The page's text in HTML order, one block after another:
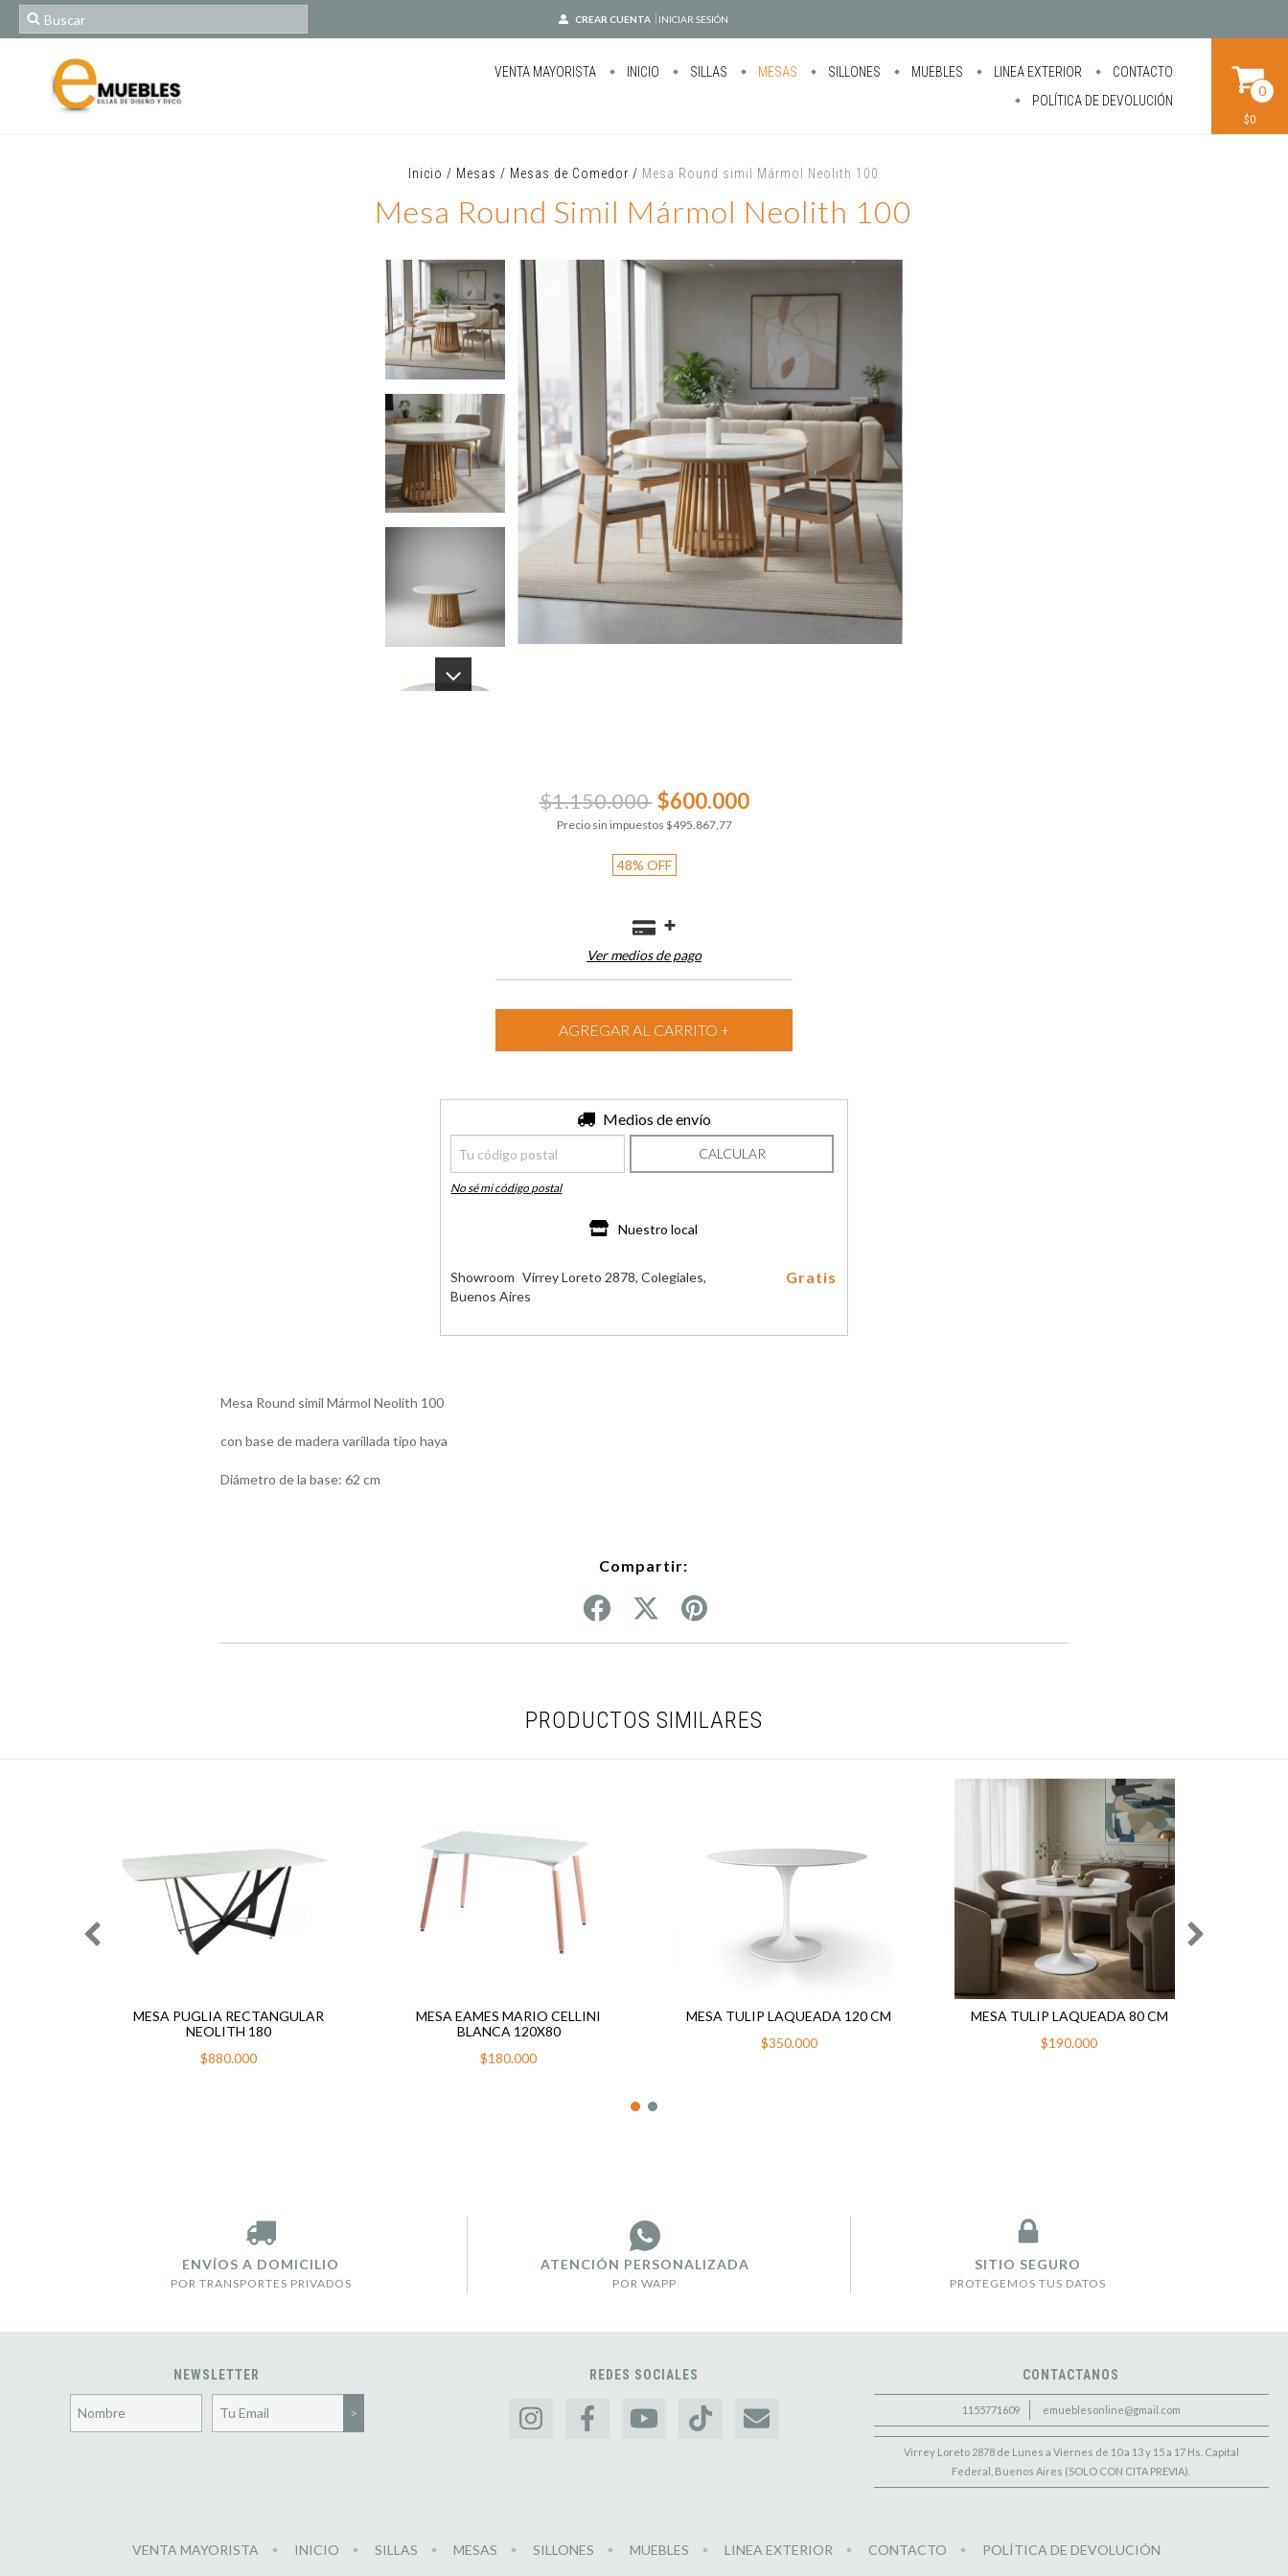
CREAR CUENTA INICIAR SESIÓN
VENTA MAYORISTA INICIO SILLAS MESAS SILLONES MUEBLES LINEA EXTERIOR
CONTACTO
POLÍTICA DE DEVOLUCIÓN
0
$0
Inicio / Mesas / Mesas de Comedor / Mesa Round simil Mármol Neolith 100
Mesa Round Simil Mármol Neolith 100
$1.150.000 $600.000
Precio sin impuestos $495.867,77
48% OFF
Ver medios de pago
Medios de envío
CALCULAR
No sé mi código postal
Nuestro local
Showroom Virrey Loreto 2878, Colegiales,
Buenos Aires
Gratis
Mesa Round simil Mármol Neolith 100
con base de madera varillada tipo haya
Diámetro de la base: 62 cm
Compartir:
PRODUCTOS SIMILARES
MESA PUGLIA RECTANGULAR
NEOLITH 180
$880.000
MESA EAMES MARIO CELLINI
BLANCA 120X80
$180.000
MESA TULIP LAQUEADA 120 CM
$350.000
MESA TULIP LAQUEADA 80 CM
$190.000
ENVÍOS A DOMICILIO
POR TRANSPORTES PRIVADOS
ATENCIÓN PERSONALIZADA
POR WAPP
SITIO SEGURO
PROTEGEMOS TUS DATOS
NEWSLETTER REDES SOCIALES CONTACTANOS
1155771609 emueblesonline@gmail.com
Virrey Loreto 2878 de Lunes a Viernes de 10 a 13 y 15 a 17 Hs. Capital
Federal, Buenos Aires (SOLO CON CITA PREVIA).
VENTA MAYORISTA INICIO SILLAS MESAS SILLONES MUEBLES LINEA EXTERIOR CONTACTO POLÍTICA DE DEVOLUCIÓN